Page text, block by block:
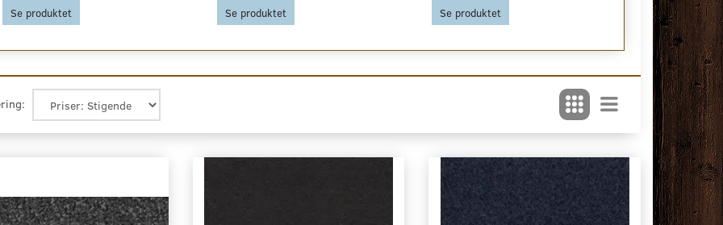
Se produktet Se produktet Se produktet Se produktet